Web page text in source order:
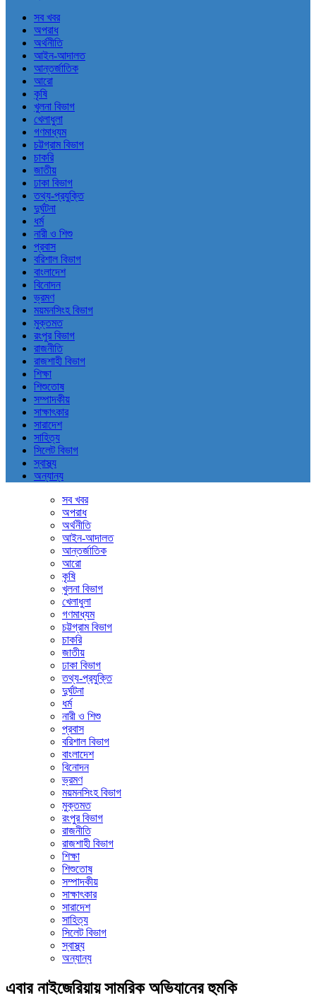
সব খবর
অপরাধ
অর্থনীতি
আইন-আদালত
আন্তর্জাতিক
আরো
কৃষি
খুলনা বিভাগ
খেলাধুলা
গণমাধ্যম
চট্টগ্রাম বিভাগ
চাকরি
জাতীয়
ঢাকা বিভাগ
তথ্য-প্রযুক্তি
দুর্ঘটনা
ধর্ম
নারী ও শিশু
প্রবাস
বরিশাল বিভাগ
বাংলাদেশ
বিনোদন
ভ্রমণ
ময়মনসিংহ বিভাগ
মুক্তমত
রংপুর বিভাগ
রাজনীতি
রাজশাহী বিভাগ
শিক্ষা
শিশুতোষ
সম্পাদকীয়
সাক্ষাৎকার
সারাদেশ
সাহিত্য
সিলেট বিভাগ
স্বাস্থ্য
অন্যান্য
সব খবর
অপরাধ
অর্থনীতি
আইন-আদালত
আন্তর্জাতিক
আরো
কৃষি
খুলনা বিভাগ
খেলাধুলা
গণমাধ্যম
চট্টগ্রাম বিভাগ
চাকরি
জাতীয়
ঢাকা বিভাগ
তথ্য-প্রযুক্তি
দুর্ঘটনা
ধর্ম
নারী ও শিশু
প্রবাস
বরিশাল বিভাগ
বাংলাদেশ
বিনোদন
ভ্রমণ
ময়মনসিংহ বিভাগ
মুক্তমত
রংপুর বিভাগ
রাজনীতি
রাজশাহী বিভাগ
শিক্ষা
শিশুতোষ
সম্পাদকীয়
সাক্ষাৎকার
সারাদেশ
সাহিত্য
সিলেট বিভাগ
স্বাস্থ্য
অন্যান্য
এবার নাইজেরিয়ায় সামরিক অভিযানের হুমকি